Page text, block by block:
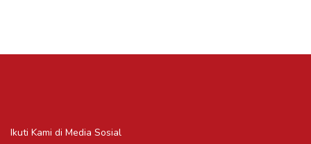
Ikuti Kami di Media Sosial